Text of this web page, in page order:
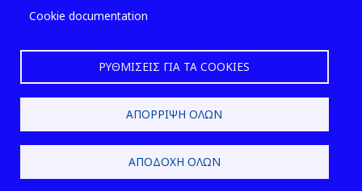
Cookie documentation
ΡΥΘΜΊΣΕΙΣ ΓΙΑ ΤΑ COOKIES
ΑΠΌΡΡΙΨΗ ΌΛΩΝ
ΑΠΟΔΟΧΉ ΌΛΩΝ
2026 © ΕΛ.ΙΝ.Υ.Α.Ε.
Design & Development by